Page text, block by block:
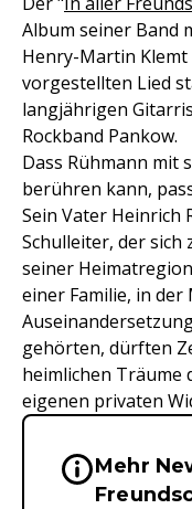
Album seiner Band
Henry-Martin Klemt
vorgestellten Lied
langjährigen
Rockband Pankow.
Dass Rühmann mit
berühren kann,
Sein Vater Heinrich
Schulleiter, der
seiner
einer Familie, in der
gehörten, dürften
heimlichen Träume
eigenen privaten
Wichtige
Mehr